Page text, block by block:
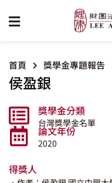
首頁 獎學金專題報告
侯盈銀
獎學金分類
台灣獎學金名單
論文年份
2020
得獎人